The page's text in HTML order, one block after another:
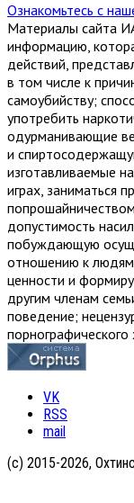
Ознакомьтесь с
Материалы сайта
информацию,
действий,
в том числе к
самоубийству;
употребить
одурманивающие
и
изготавливаемые
играх, заниматься
допустимость
побуждающую
отношению к
ценности и
другим членам
поведение;
порнографического
VK
RSS
mail
(с) 2015-2026,